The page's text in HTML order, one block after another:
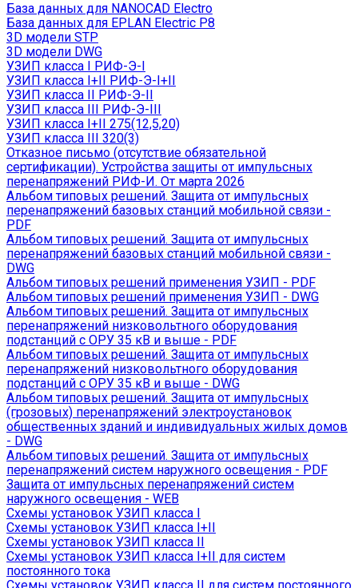
База данных для NANOCAD Electro
База данных для EPLAN Electric P8
3D модели STP
3D модели DWG
УЗИП класса I РИФ-Э-I
УЗИП класса I+II РИФ-Э-I+II
УЗИП класса II РИФ-Э-II
УЗИП класса III РИФ-Э-III
УЗИП класса I+II 275(12,5,20)
УЗИП класса III 320(3)
Отказное письмо (отсутствие обязательной
сертификации). Устройства защиты от импульсных
перенапряжений РИФ-И. От марта 2026
Альбом типовых решений. Защита от импульсных
перенапряжений базовых станций мобильной связи -
PDF
Альбом типовых решений. Защита от импульсных
перенапряжений базовых станций мобильной связи -
DWG
Альбом типовых решений применения УЗИП - PDF
Альбом типовых решений применения УЗИП - DWG
Альбом типовых решений. Защита от импульсных
перенапряжений низковольтного оборудования
подстанций с ОРУ 35 кВ и выше - PDF
Альбом типовых решений. Защита от импульсных
перенапряжений низковольтного оборудования
подстанций с ОРУ 35 кВ и выше - DWG
Альбом типовых решений. Защита от импульсных
(грозовых) перенапряжений электроустановок
общественных зданий и индивидуальных жилых домов
- DWG
Альбом типовых решений. Защита от импульсных
перенапряжений систем наружного освещения - PDF
Защита от импульсных перенапряжений систем
наружного освещения - WEB
Схемы установок УЗИП класса I
Схемы установок УЗИП класса I+II
Схемы установок УЗИП класса II
Схемы установок УЗИП класса I+II для систем
постоянного тока